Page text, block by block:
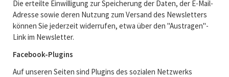
Die erteilte Einwilligung zur Speicherung der Daten, der E-Mail-
Adresse sowie deren Nutzung zum Versand des Newsletters
können Sie jederzeit widerrufen, etwa über den "Austragen"-
Link im Newsletter.
Facebook-Plugins
Auf unseren Seiten sind Plugins des sozialen Netzwerks